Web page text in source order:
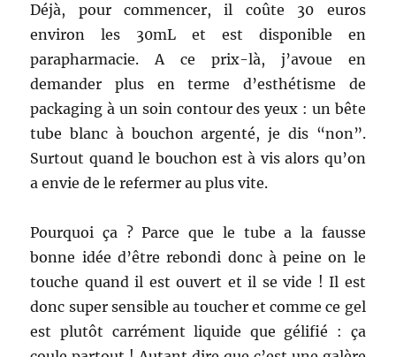
Déjà, pour commencer, il coûte 30 euros
environ les 30mL et est disponible en
parapharmacie. A ce prix-là, j’avoue en
demander plus en terme d’esthétisme de
packaging à un soin contour des yeux : un bête
tube blanc à bouchon argenté, je dis “non”.
Surtout quand le bouchon est à vis alors qu’on
a envie de le refermer au plus vite.
Pourquoi ça ? Parce que le tube a la fausse
bonne idée d’être rebondi donc à peine on le
touche quand il est ouvert et il se vide ! Il est
donc super sensible au toucher et comme ce gel
est plutôt carrément liquide que gélifié : ça